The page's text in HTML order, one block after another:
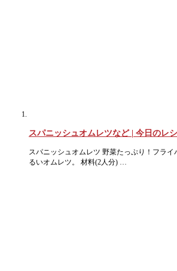
スパニッシュオムレツなど | 今日のレ
スパニッシュオムレツ 野菜たっぷり！フラ
るいオムレツ。 材料(2人分) …